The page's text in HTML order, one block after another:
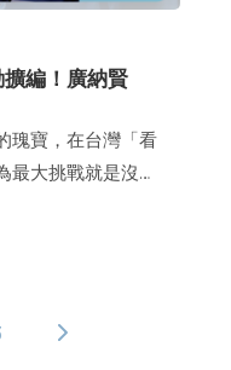
事務所》創始合夥
公關總監 李欣岳擔
投資、法律與數據
個新創世代中，
，期許透過凝聚各
個黃金十年。
擴編！廣納賢
瑰寶，在台灣「看
最大挑戰就是沒有
問所提及，但隨
關顧問服務，替新
下